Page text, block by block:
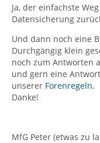
Ja, der einfachste
Datensicherung
Und dann noch eine
Durchgängig klein
noch zum Antworten
und gern eine
unserer Forenregeln.
Danke!
MfG Peter (etwas zu